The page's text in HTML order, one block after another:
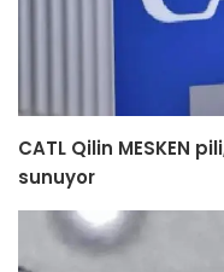
CATL Qilin MESKEN
sunuyor